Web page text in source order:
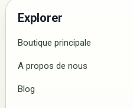
Explorer
Boutique principale
A propos de nous
Blog